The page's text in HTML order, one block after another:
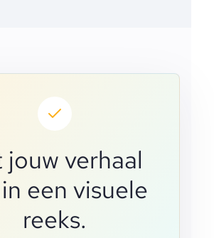
jouw verhaal
een visuele
reeks.